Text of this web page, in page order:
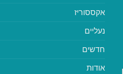
אקססוריז
נעליים
חדשים
אודות